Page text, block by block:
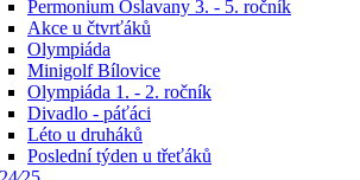
Permonium Oslavany 3. - 5. ročník
Akce u čtvrťáků
Olympiáda
Minigolf Bílovice
Olympiáda 1. - 2. ročník
Divadlo - páťáci
Léto u druháků
Poslední týden u třeťáků